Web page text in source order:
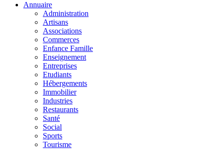
Annuaire
Administration
Artisans
Associations
Commerces
Enfance Famille
Enseignement
Entreprises
Etudiants
Hébergements
Immobilier
Industries
Restaurants
Santé
Social
Sports
Tourisme